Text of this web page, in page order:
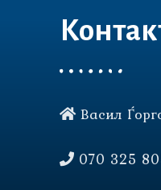
Васил
070 325